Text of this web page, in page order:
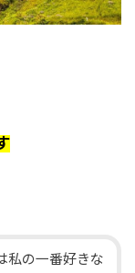
私の一番好きな